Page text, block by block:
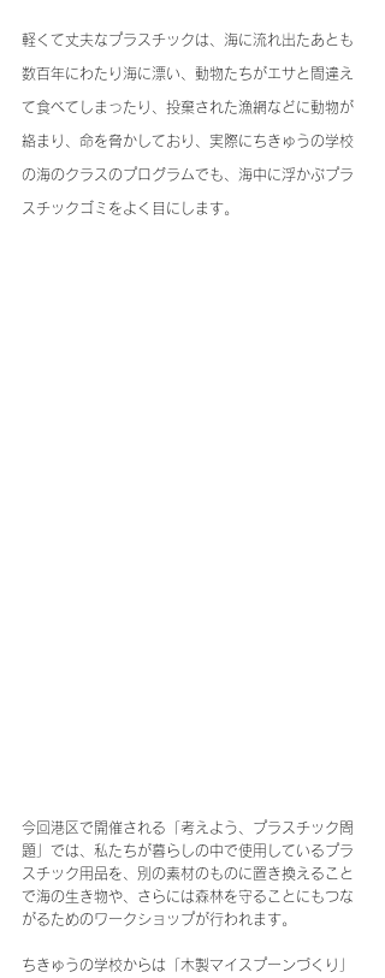
軽くて丈夫なプラスチックは、海に流れ出たあとも
数百年にわたり海に漂い、動物たちがエサと間違え
て食べてしまったり、投棄された漁網などに動物が
絡まり、命を脅かしており、実際にちきゅうの学校
の海のクラスのプログラムでも、海中に浮かぶプラ
スチックゴミをよく目にします。
今回港区で開催される「考えよう、プラスチック問
題」では、私たちが暮らしの中で使用しているプラ
スチック用品を、別の素材のものに置き換えること
で海の生き物や、さらには森林を守ることにもつな
がるためのワークショップが行われます。
ちきゅうの学校からは「木製マイスプーンづくり」